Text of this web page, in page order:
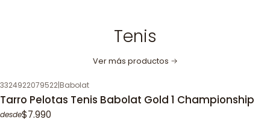
Tenis
Ver más productos
3324922079522|Babolat
Tarro Pelotas Tenis Babolat Gold 1 Championship
desde$7.990